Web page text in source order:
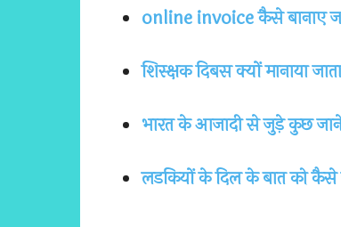
online invoice कैसे बानाए
शिस्क्षक दिबस क्यों मानाया
भारत के आजादी से जुड़े कुछ जाने
लडकियों के दिल के बात को कैसे